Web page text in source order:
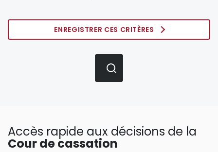
ENREGISTRER CES CRITÈRES
Accès rapide aux décisions de la
Cour de cassation